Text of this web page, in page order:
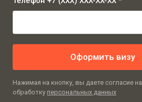
Оформить визу
Нажимая на кнопку, вы даете согласие на
обработку персональных данных